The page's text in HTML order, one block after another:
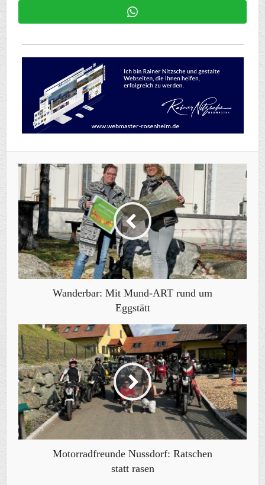
Wanderbar: Mit Mund-ART rund um
Eggstätt
Motorradfreunde Nussdorf: Ratschen
statt rasen